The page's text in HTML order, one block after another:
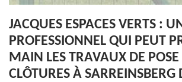
JACQUES ESPACES VERTS :
PROFESSIONNEL QUI PEUT
MAIN LES TRAVAUX DE POSE
CLÔTURES À SARREINSBERG